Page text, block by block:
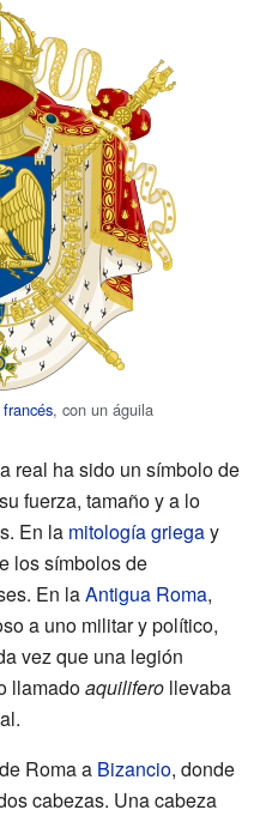
, con un águila
real ha sido un símbolo de
fuerza, tamaño y a lo
En la mitología griegay
los símbolos de
En laAntigua Roma,
a uno militar y político,
vez que una legión
llamadoaquilifero llevaba
Roma a Bizancio, donde
cabezas. Una cabeza